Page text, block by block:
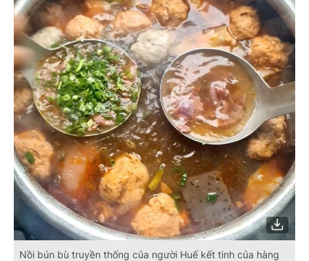
Nồi bún bù truyền thống của người Huế kết tinh của hàng